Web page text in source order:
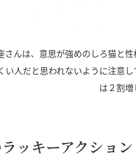
んは、意思が強めのしろ猫と性
い人だと思われないように注意
は２割増
ッキーアクション